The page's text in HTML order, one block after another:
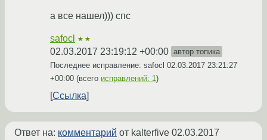
а все нашел))) спс
safocl ★★
02.03.2017 23:19:12 +00:00 автор топика
Последнее исправление: safocl 02.03.2017 23:21:27
+00:00 (всего исправлений: 1)
Ссылка
Ответ на: комментарий от kalterfive 02.03.2017